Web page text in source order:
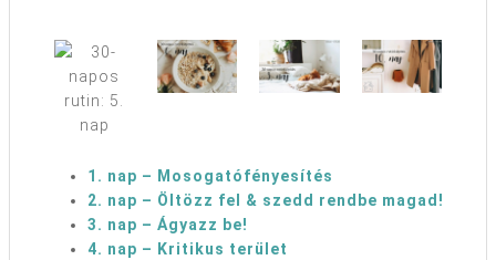
1. nap – Mosogatófényesítés
2. nap – Öltözz fel & szedd rendbe magad!
3. nap – Ágyazz be!
4. nap – Kritikus terület